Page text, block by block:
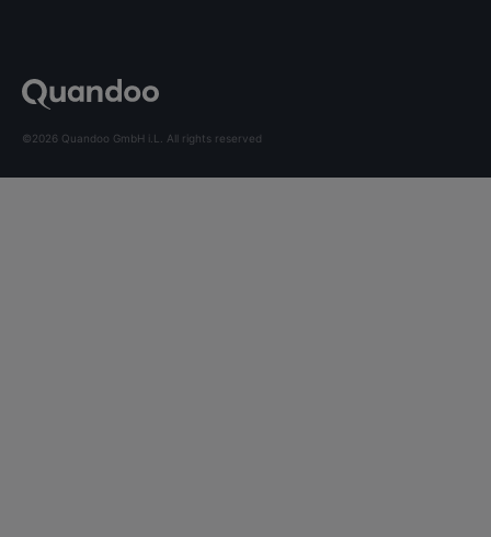
©2026 Quandoo GmbH i.L. All rights reserved